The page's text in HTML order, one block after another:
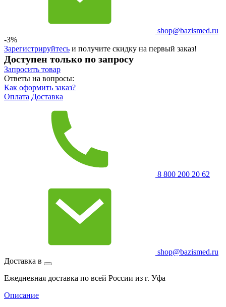
shop@bazismed.ru
-3%
Зарегистрируйтесь и получите скидку на первый заказ!
Доступен только по запросу
Запросить товар
Ответы на вопросы:
Как оформить заказ?
Оплата Доставка
8 800 200 20 62
shop@bazismed.ru
Доставка в
Ежедневная доставка по всей России из г. Уфа
Описание